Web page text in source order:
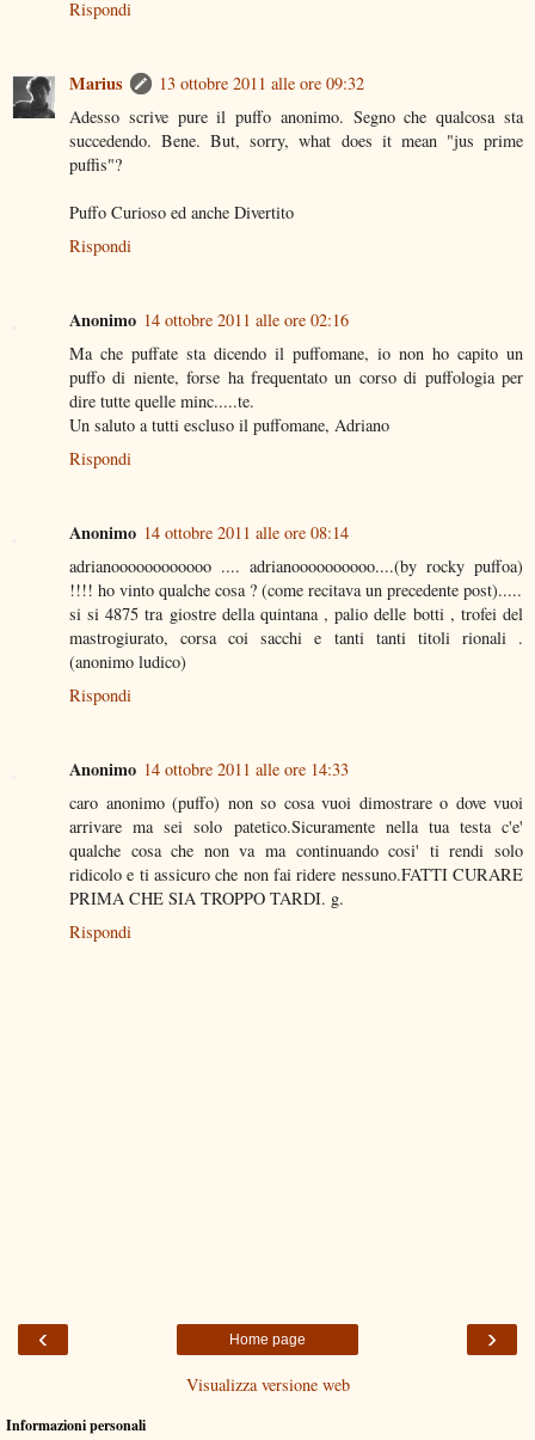
Rispondi
Marius
13 ottobre 2011 alle ore 09:32
Adesso scrive pure il puffo anonimo. Segno che qualcosa sta
succedendo. Bene. But, sorry, what does it mean "jus prime
puffis"?
Puffo Curioso ed anche Divertito
Rispondi
Anonimo 14 ottobre 2011 alle ore 02:16
Ma che puffate sta dicendo il puffomane, io non ho capito un
puffo di niente, forse ha frequentato un corso di puffologia per
dire tutte quelle minc.....te.
Un saluto a tutti escluso il puffomane, Adriano
Rispondi
Anonimo 14 ottobre 2011 alle ore 08:14
adrianoooooooooooo .... adrianoooooooooo....(by rocky puffoa)
!!!! ho vinto qualche cosa ? (come recitava un precedente post).....
si si 4875 tra giostre della quintana , palio delle botti , trofei del
mastrogiurato, corsa coi sacchi e tanti tanti titoli rionali .
(anonimo ludico)
Rispondi
Anonimo 14 ottobre 2011 alle ore 14:33
caro anonimo (puffo) non so cosa vuoi dimostrare o dove vuoi
arrivare ma sei solo patetico.Sicuramente nella tua testa c'e'
qualche cosa che non va ma continuando cosi' ti rendi solo
ridicolo e ti assicuro che non fai ridere nessuno.FATTI CURARE
PRIMA CHE SIA TROPPO TARDI. g.
Rispondi
‹ ›
Home page
Visualizza versione web
Informazioni personali